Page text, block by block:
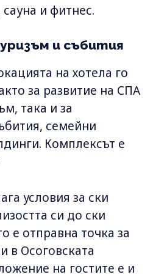
и фитнес.
и събития
на хотела го
за развитие на СПА
така и за
семейни
Комплексът е
условия за ски
си до ски
е отправна точка за
в Осоговската
на гостите е и